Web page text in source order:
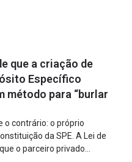
que a criação de
Específico
método para “burlar
o contrário: o próprio
da SPE. A Lei de
o parceiro privado